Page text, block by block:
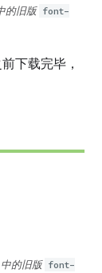
的旧版 font-
下载完毕，
的旧版 font-